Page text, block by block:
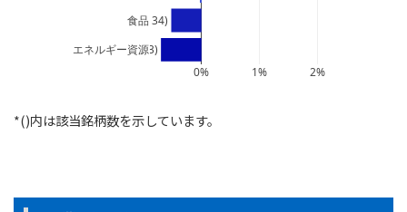
-0.7% (13)
-0.52% (134)
0% 1% 2%
エネルギー資源
食品
*()内は該当銘柄数を示しています。